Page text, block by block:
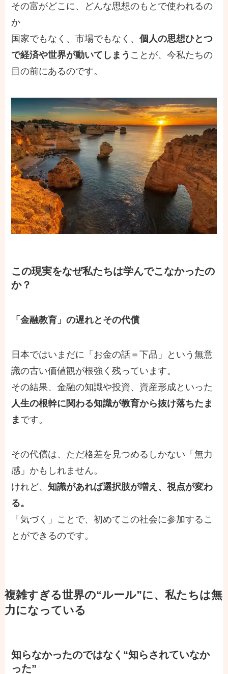
その富がどこに、どんな思想のもとで使われるの
か
国家でもなく、市場でもなく、個人の思想ひとつ
で経済や世界が動いてしまう ことが、今私たちの
目の前にあるのです。
この現実をなぜ私たちは学んでこなかったの
か？
「金融教育」の遅れとその代償
日本ではいまだに「お金の話＝下品」という無意
識の古い価値観が根強く残っています。
その結果、金融の知識や投資、資産形成といった
人生の根幹に関わる知識が教育から抜け落ちたま
ま です。
その代償は、ただ格差を見つめるしかない「無力
感」かもしれません。
けれど、知識があれば選択肢が増え、視点が変わ
る。
「気づく」ことで、初めてこの社会に参加するこ
とができるのです。
複雑すぎる世界の“ルール”に、私たちは無
力になっている
知らなかったのではなく“知らされていなか
った”